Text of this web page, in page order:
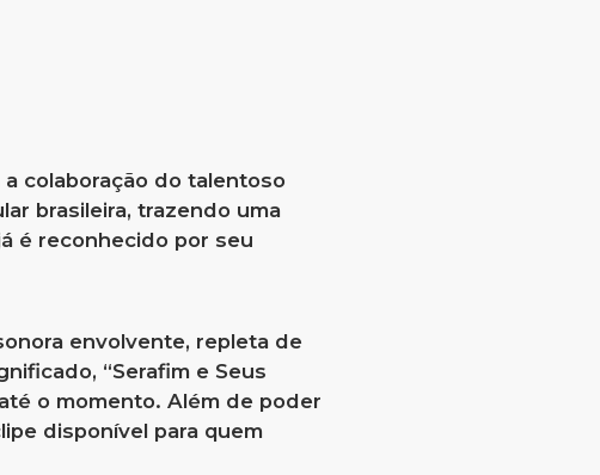
colaboração do talentoso
brasileira, trazendo uma
é reconhecido por seu
envolvente, repleta de
“Serafim e Seus
o momento. Além de poder
disponível para quem